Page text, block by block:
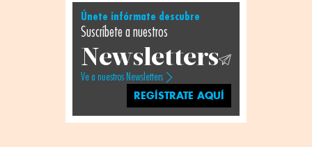
Únete infórmate descubre
Suscríbete a nuestros
Newsletters
Ve a nuestros Newsletters
REGÍSTRATE AQUÍ